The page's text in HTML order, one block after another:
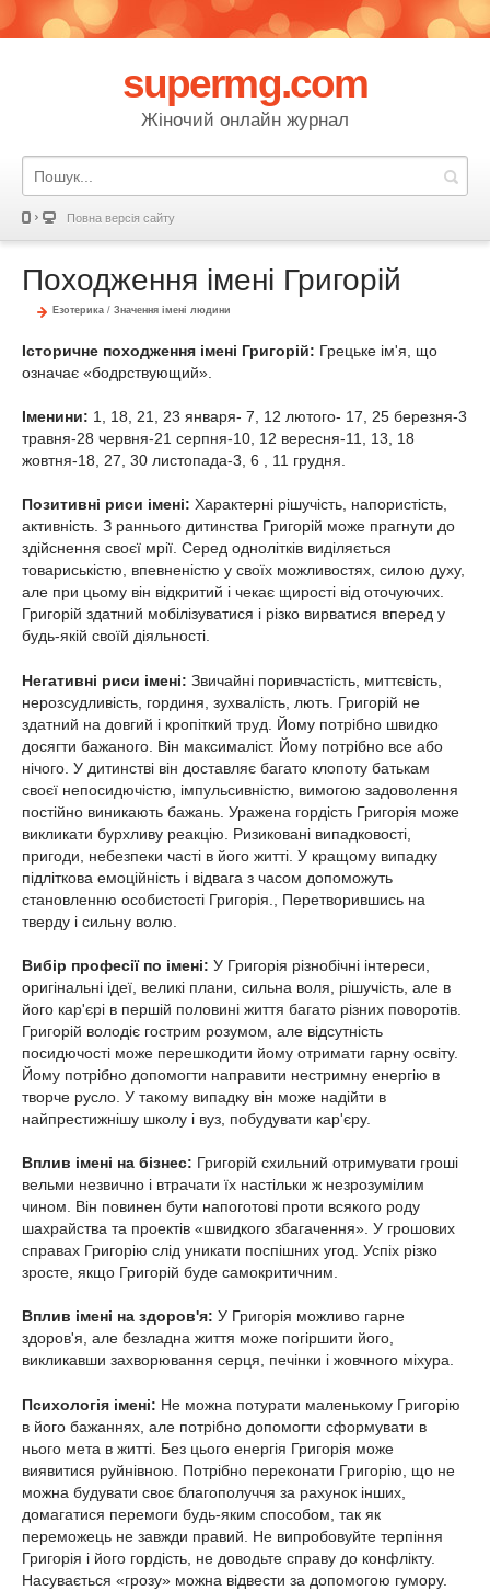
supermg.com
Жіночий онлайн журнал
Повна версія сайту
Походження імені Григорій
Езотерика / Значення імені людини
Історичне походження імені Григорій: Грецьке ім'я, що
означає «бодрствующий».
Іменини: 1, 18, 21, 23 января- 7, 12 лютого- 17, 25 березня-3
травня-28 червня-21 серпня-10, 12 вересня-11, 13, 18
жовтня-18, 27, 30 листопада-3, 6 , 11 грудня.
Позитивні риси імені: Характерні рішучість, напористість,
активність. З раннього дитинства Григорій може прагнути до
здійснення своєї мрії. Серед однолітків виділяється
товариськістю, впевненістю у своїх можливостях, силою духу,
але при цьому він відкритий і чекає щирості від оточуючих.
Григорій здатний мобілізуватися і різко вирватися вперед у
будь-якій своїй діяльності.
Негативні риси імені: Звичайні поривчастість, миттєвість,
нерозсудливість, гординя, зухвалість, лють. Григорій не
здатний на довгий і кропіткий труд. Йому потрібно швидко
досягти бажаного. Він максималіст. Йому потрібно все або
нічого. У дитинстві він доставляє багато клопоту батькам
своєї непосидючістю, імпульсивністю, вимогою задоволення
постійно виникають бажань. Уражена гордість Григорія може
викликати бурхливу реакцію. Ризиковані випадковості,
пригоди, небезпеки часті в його житті. У кращому випадку
підліткова емоційність і відвага з часом допоможуть
становленню особистості Григорія., Перетворившись на
тверду і сильну волю.
Вибір професії по імені: У Григорія різнобічні інтереси,
оригінальні ідеї, великі плани, сильна воля, рішучість, але в
його кар'єрі в першій половині життя багато різних поворотів.
Григорій володіє гострим розумом, але відсутність
посидючості може перешкодити йому отримати гарну освіту.
Йому потрібно допомогти направити нестримну енергію в
творче русло. У такому випадку він може надійти в
найпрестижнішу школу і вуз, побудувати кар'єру.
Вплив імені на бізнес: Григорій схильний отримувати гроші
вельми незвично і втрачати їх настільки ж незрозумілим
чином. Він повинен бути напоготові проти всякого роду
шахрайства та проектів «швидкого збагачення». У грошових
справах Григорію слід уникати поспішних угод. Успіх різко
зросте, якщо Григорій буде самокритичним.
Вплив імені на здоров'я: У Григорія можливо гарне
здоров'я, але безладна життя може погіршити його,
викликавши захворювання серця, печінки і жовчного міхура.
Психологія імені: Не можна потурати маленькому Григорію
в його бажаннях, але потрібно допомогти сформувати в
нього мета в житті. Без цього енергія Григорія може
виявитися руйнівною. Потрібно переконати Григорію, що не
можна будувати своє благополуччя за рахунок інших,
домагатися перемоги будь-яким способом, так як
переможець не завжди правий. Не випробовуйте терпіння
Григорія і його гордість, не доводьте справу до конфлікту.
Насувається «грозу» можна відвести за допомогою гумору.